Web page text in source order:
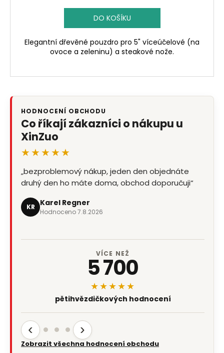
DO KOŠÍKU
Elegantní dřevěné pouzdro pro 5" víceúčelové (na
ovoce a zeleninu) a steakové nože.
HODNOCENÍ OBCHODU
Co říkají zákazníci o nákupu u
XinZuo
★★★★★
„bezproblemový nákup, jeden den objednáte
druhý den ho máte doma, obchod doporučuji“
KR Karel Regner
Hodnoceno 7.8.2026
„objednávka č.42610461 - magnetická lišta na
nože- jeden den objednána a druhy den
KS Karel Sima
VÍCE NEŽ
5 700
★★★★★
pětihvězdičkových hodnocení
‹ ›
Zobrazit všechna hodnocení obchodu